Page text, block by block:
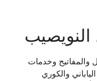
النويصيب
والمفاتيح وخدمات
والكوري